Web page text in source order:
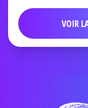
VOIR